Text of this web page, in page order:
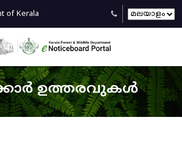
of Kerala
ഉത്തരവുകൾ